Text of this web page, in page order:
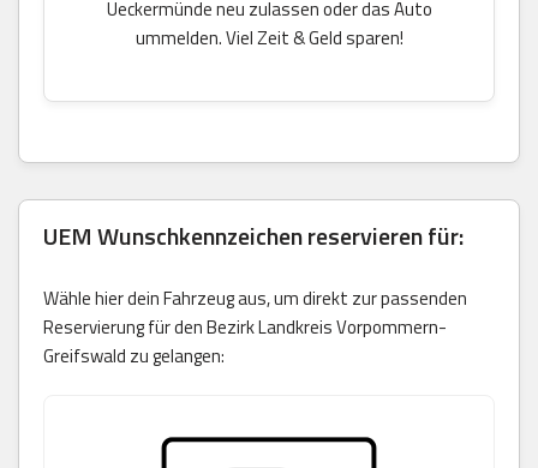
Ueckermünde neu zulassen oder das Auto
ummelden. Viel Zeit & Geld sparen!
UEM Wunschkennzeichen reservieren für:
Wähle hier dein Fahrzeug aus, um direkt zur passenden
Reservierung für den Bezirk Landkreis Vorpommern-
Greifswald zu gelangen: